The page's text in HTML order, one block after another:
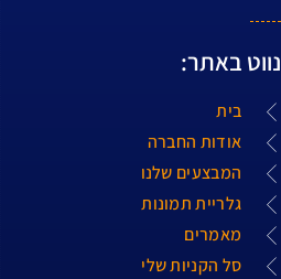
נווט באתר:
בית
אודות החברה
המבצעים שלנו
גלריית תמונות
מאמרים
סל הקניות שלי